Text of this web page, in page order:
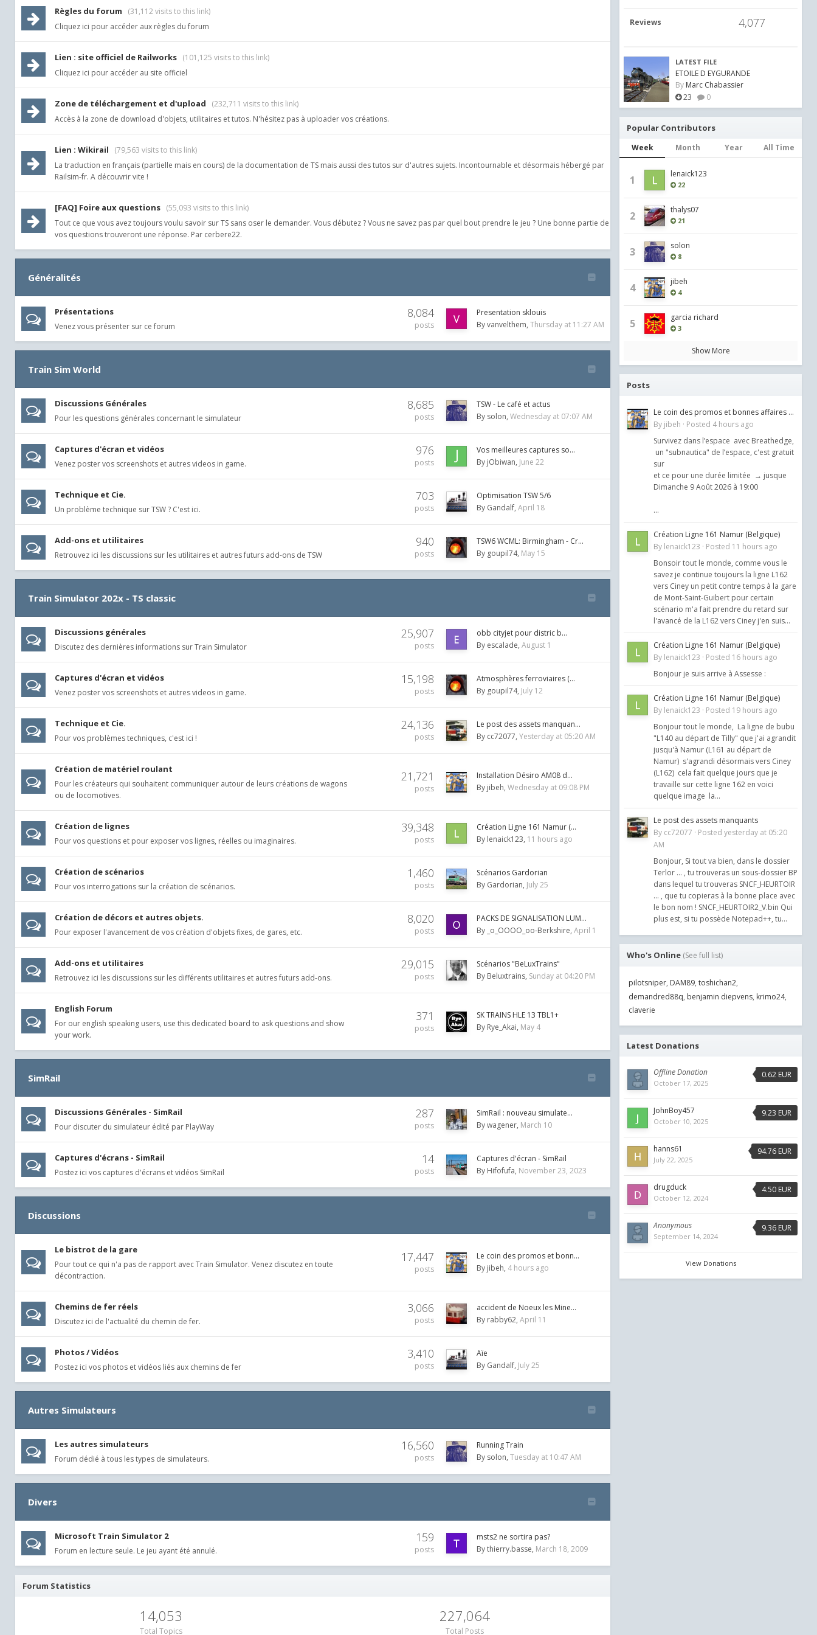
Règles du forum
(31,112 visits to this link)
Cliquez ici pour accéder aux règles du forum
Lien : site officiel de Railworks (101,125 visits to this link)
Cliquez ici pour accéder au site officiel
Zone de téléchargement et d'upload
(232,711 visits to this link)
Accès à la zone de download d'objets, utilitaires et tutos. N'hésitez pas à uploader vos créations.
Lien : Wikirail
(79,563 visits to this link)
La traduction en français (partielle mais en cours) de la documentation de TS mais aussi des tutos sur d'autres sujets. Incontournable et désormais hébergé par
Railsim-fr. A découvrir vite !
[FAQ] Foire aux questions (55,093 visits to this link)
Tout ce que vous avez toujours voulu savoir sur TS sans oser le demander. Vous débutez ? Vous ne savez pas par quel bout prendre le jeu ? Une bonne partie de
vos questions trouveront une réponse. Par cerbere22.
Généralités
Présentations
Venez vous présenter sur ce forum
8,084
posts
Presentation sklouis
Byvanvelthem Thursday at 11:27 AM
Train Sim World
Discussions Générales
Pour les questions générales concernant le simulateur
8,685
posts
TSW - Le café et actus
By solon Wednesday at 07:07 AM
Captures d'écran et vidéos
Venez poster vos screenshots et autres videos in game.
976
posts
Vos meilleures captures so…
By jObiwan June 22
Technique et Cie.
Un problème technique sur TSW ? C'est ici.
703
posts
Optimisation TSW 5/6
By Gandalf April 18
Add-ons et utilitaires
Retrouvez ici les discussions sur les utilitaires et autres futurs add-ons de TSW
940
posts
TSW6 WCML: Birmingham - Cr…
By goupil74 May 15
Train Simulator 202x - TS classic
Discussions générales
Discutez des dernières informations sur Train Simulator
25,907
posts
obb cityjet pour distric b…
By escalade August 1
Captures d'écran et vidéos
Venez poster vos screenshots et autres videos in game.
15,198
posts
Atmosphères ferroviaires (…
By goupil74 July 12
Technique et Cie.
Pour vos problèmes techniques, c'est ici !
24,136
posts
Le post des assets manquan…
By cc72077 Yesterday at 05:20 AM
Création de matériel roulant
Pour les créateurs qui souhaitent communiquer autour de leurs créations de wagons
ou de locomotives.
21,721
posts
Installation Désiro AM08 d…
By jibeh Wednesday at 09:08 PM
Création de lignes
Pour vos questions et pour exposer vos lignes, réelles ou imaginaires.
39,348
posts
Création Ligne 161 Namur (…
By lenaick123 11 hours ago
Création de scénarios
Pour vos interrogations sur la création de scénarios.
1,460
posts
Scénarios Gardorian
By Gardorian July 25
Création de décors et autres objets.
Pour exposer l'avancement de vos création d'objets fixes, de gares, etc.
8,020
posts
PACKS DE SIGNALISATION LUM…
By _o_OOOO_oo-Berkshire April 1
Add-ons et utilitaires
Retrouvez ici les discussions sur les différents utilitaires et autres futurs add-ons.
29,015
posts
Scénarios "BeLuxTrains"
By Beluxtrains Sunday at 04:20 PM
English Forum
For our english speaking users, use this dedicated board to ask questions and show
your work.
371
posts
SK TRAINS HLE 13 TBL1+
By Rye_Akai May 4
SimRail
Discussions Générales - SimRail
Pour discuter du simulateur édité par PlayWay
287
posts
SimRail : nouveau simulate…
Bywagener March 10
Captures d'écrans - SimRail
Postez ici vos captures d'écrans et vidéos SimRail
14
posts
Captures d'écran - SimRail
By Hifofufa November 23, 2023
Discussions
Le bistrot de la gare
Pour tout ce qui n'a pas de rapport avec Train Simulator. Venez discutez en toute
décontraction.
17,447
posts
Le coin des promos et bonn…
By jibeh 4 hours ago
Chemins de fer réels
Discutez ici de l'actualité du chemin de fer.
3,066
posts
accident de Noeux les Mine…
By rabby62 April 11
Photos / Vidéos
Postez ici vos photos et vidéos liés aux chemins de fer
3,410
posts
Aïe
By Gandalf July 25
Autres Simulateurs
Les autres simulateurs
Forum dédié à tous les types de simulateurs.
16,560
posts
Running Train
By solon Tuesday at 10:47 AM
Divers
Microsoft Train Simulator 2
Forum en lecture seule. Le jeu ayant été annulé.
159
posts
msts2 ne sortira pas?
Bythierry.basse March 18, 2009
Forum Statistics
14,053
Total Topics
227,064
Total Posts
Reviews 4,077
LATEST FILE
ETOILE D EYGURANDE
By Marc Chabassier
23
0
Popular Contributors
Week Month Year All Time
1 lenaick123
22
2 thalys07
21
3 solon
8
4 jibeh
4
5 garcia richard
3
Show More
Posts
Le coin des promos et bonnes affaires bis (hors simulateurs !)
By jibeh · Posted 4 hours ago
Survivez dans l’espace avec Breathedge,
un "subnautica" de l’espace, c'est gratuit
sur
et ce pour une durée limitée → jusque
Dimanche 9 Août 2026 à 19:00
...
Création Ligne 161 Namur (Belgique)
By lenaick123 · Posted 11 hours ago
Bonsoir tout le monde, comme vous le
savez je continue toujours la ligne L162
vers Ciney un petit contre temps à la gare
de Mont-Saint-Guibert pour certain
scénario m'a fait prendre du retard sur
l'avancé de la L162 vers Ciney j'en suis...
Création Ligne 161 Namur (Belgique)
By lenaick123 · Posted 16 hours ago
Bonjour je suis arrive à Assesse :
Création Ligne 161 Namur (Belgique)
By lenaick123 · Posted 19 hours ago
Bonjour tout le monde, La ligne de bubu
"L140 au départ de Tilly" que j'ai agrandit
jusqu'à Namur (L161 au départ de
Namur) s'agrandi désormais vers Ciney
(L162) cela fait quelque jours que je
travaille sur cette ligne 162 en voici
quelque image la...
Le post des assets manquants
By cc72077 · Posted yesterday at 05:20
AM
Bonjour, Si tout va bien, dans le dossier
Terlor ... , tu trouveras un sous-dossier BP
dans lequel tu trouveras SNCF_HEURTOIR
... , que tu copieras à la bonne place avec
le bon nom ! SNCF_HEURTOIR2_V.bin Qui
plus est, si tu possède Notepad++, tu...
Who's Online (See full list)
pilotsniper DAM89 toshichan2
demandred88q benjamin diepvens krimo24
claverie
Latest Donations
0.62 EUR
Offline Donation
October 17, 2025
9.23 EUR
JohnBoy457
October 10, 2025
94.76 EUR
hanns61
July 22, 2025
4.50 EUR
drugduck
October 12, 2024
9.36 EUR
Anonymous
September 14, 2024
View Donations